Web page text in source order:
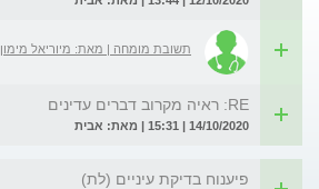
תשובת מומחה | מאת: מיוריאל מימון
RE: ראיה מקרוב דברים עדינים
14/10/2020 | 15:31 | מאת: אבית
פיענוח בדיקת עיניים (לת)